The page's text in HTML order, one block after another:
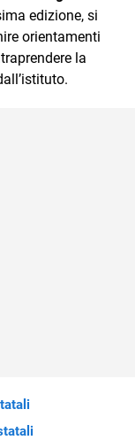
edizione, si
orientamenti
la